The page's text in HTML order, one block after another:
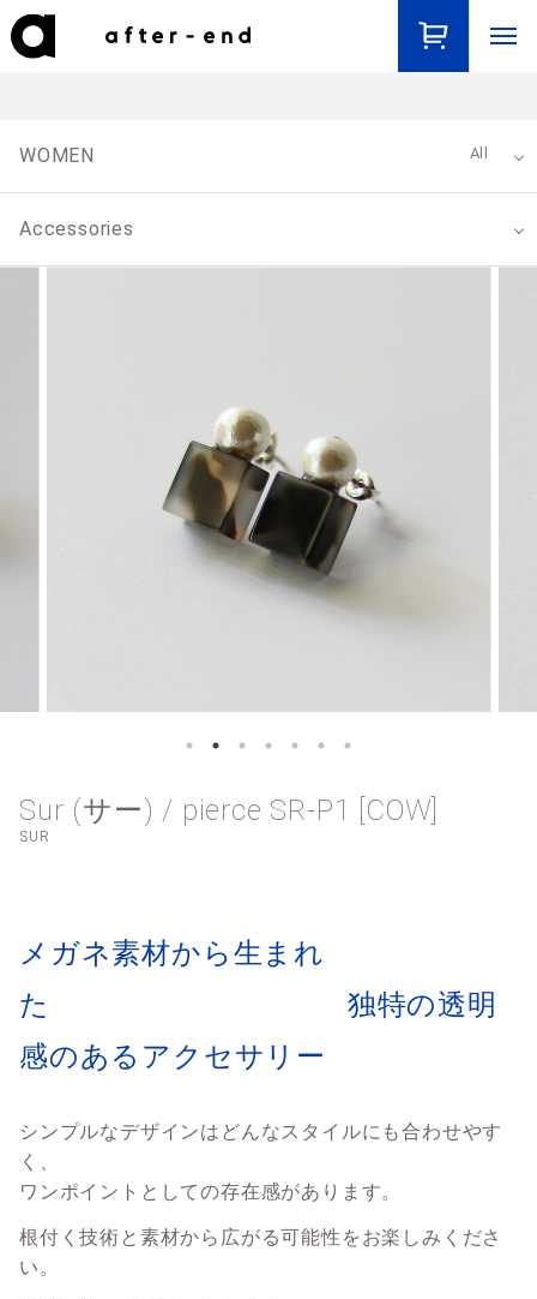
WOMEN All
Accessories
Sur (サー) / pierce SR-P1 [COW]
SUR
メガネ素材から生まれ
た 独特の透明
感のあるアクセサリー
シンプルなデザインはどんなスタイルにも合わせやす
く、
ワンポイントとしての存在感があります。
根付く技術と素材から広がる可能性をお楽しみくださ
い。